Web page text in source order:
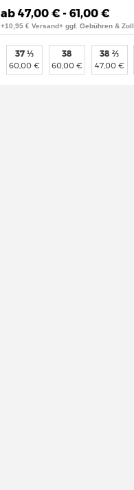
ab 47,00 € - 61,00 €
+10,95 € Versand+ ggf. Gebühren & Zoll
37 ⅓
60,00 €
38
60,00 €
38 ⅔
47,00 €